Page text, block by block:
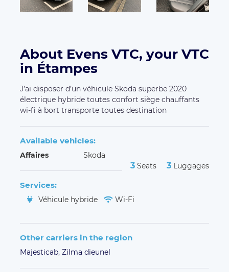
About Evens VTC, your VTC
in Étampes
J’ai disposer d’un véhicule Skoda superbe 2020
électrique hybride toutes confort siège chauffants
wi-fi à bort transporte toutes destination
Available vehicles:
Affaires Skoda
3 Seats 3 Luggages
Services:
Véhicule hybride Wi-Fi
Other carriers in the region
Majesticab, Zilma dieunel